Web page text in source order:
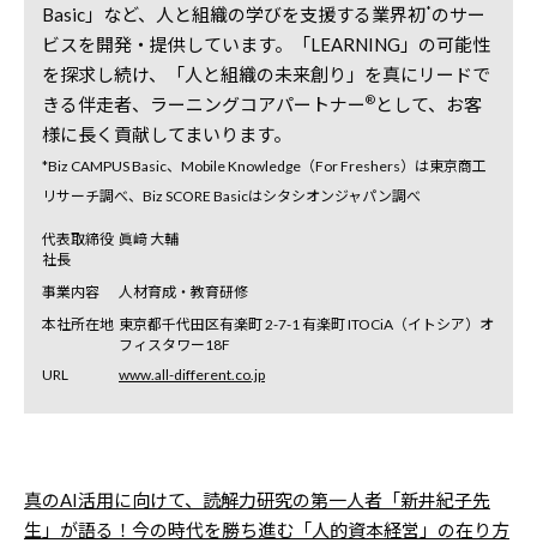
Basic」など、人と組織の学びを支援する業界初*のサー
ビスを開発・提供しています。「LEARNING」の可能性
を探求し続け、「人と組織の未来創り」を真にリードで
きる伴走者、ラーニングコアパートナー® として、お客
様に長く貢献してまいります。
*Biz CAMPUS Basic、Mobile Knowledge（For Freshers）は東京商工
リサーチ調べ、Biz SCORE Basicはシタシオンジャパン調べ
代表取締役
社長
眞﨑 大輔
事業内容
人材育成・教育研修
本社所在地 東京都千代田区有楽町 2-7-1 有楽町 ITOCiA（イトシア）オ
フィスタワー18F
URL
www.all-different.co.jp
真のAI活用に向けて、読解力研究の第一人者「新井紀子先
生」が語る！今の時代を勝ち進む「人的資本経営」の在り方